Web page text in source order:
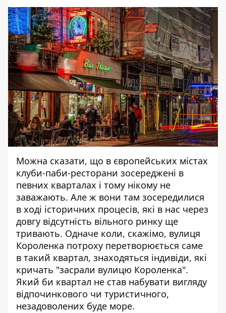
Можна сказати, що в європейських містах
клуби-паби-ресторани зосереджені в
певних кварталах і тому нікому не
заважають. Але ж вони там зосередилися
в ході історичних процесів, які в нас через
довгу відсутність вільного ринку ще
тривають. Одначе коли, скажімо, вулиця
Короленка потроху перетворюється саме
в такий квартал, знаходяться індивіди, які
кричать "засрали вулицю Короленка".
Який би квартал не став набувати вигляду
відпочинкового чи туристичного,
незадоволених буде море.